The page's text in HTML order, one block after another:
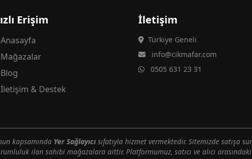
Erişim
Anasayfa
Mağazalar
Blog
İletişim & Destek
İletişim
Türkiye Geneli
info@cikmafar.com
0505 631 23 31
kapsamında Yer Sağlayıcı sıfatıyla hizmet vermektedir. Sitemizde satışa
ilan sahibi mağazalara aittir. Platformumuz, satıcı ve alıcı